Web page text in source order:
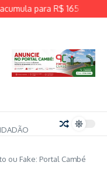
para R$ 165
ou Fake: Portal Cambé